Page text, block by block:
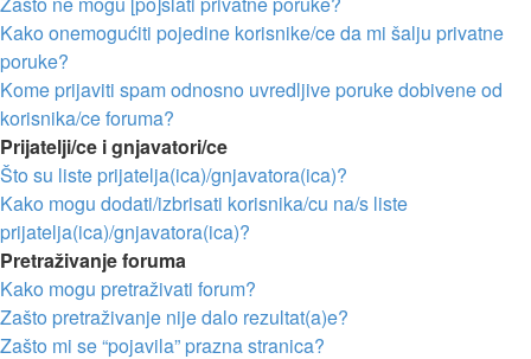
Kako onemogućiti pojedine korisnike/ce da mi šalju privatne
poruke?
Kome prijaviti spam odnosno uvredljive poruke dobivene od
korisnika/ce foruma?
Prijatelji/ce i gnjavatori/ce
Što su liste prijatelja(ica)/gnjavatora(ica)?
Kako mogu dodati/izbrisati korisnika/cu na/s liste
prijatelja(ica)/gnjavatora(ica)?
Pretraživanje foruma
Kako mogu pretraživati forum?
Zašto pretraživanje nije dalo rezultat(a)e?
Zašto mi se “pojavila” prazna stranica?